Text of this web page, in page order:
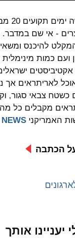
spellcheck
ניגודיות צבעים
cached
ההגדרות
מזה
- אי שם
להיכנס
ועם כמות
לאריתראים אך
כשטח צבאי סגור,
מקבלים כל
האמריקני
הכתבה
אותך